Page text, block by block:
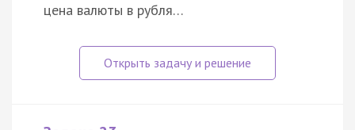
цена валюты в рубля…